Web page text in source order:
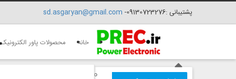
پشتیبانی :09130723276- sd.asgaryan@gmail.com
خانه محصولات پاور الکترونیک